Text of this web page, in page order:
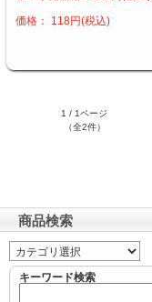
価格： 118円(税込)
1 / 1ページ
（全2件）
商品検索
キーワード検索